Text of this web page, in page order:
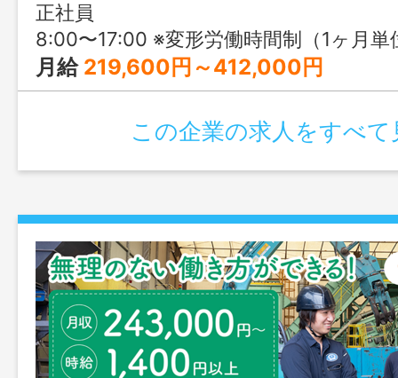
正社員
8:00〜17:00 ※変形労働時間制（1ヶ月単
月給 219,600円～412,000円
この企業の求人をすべて